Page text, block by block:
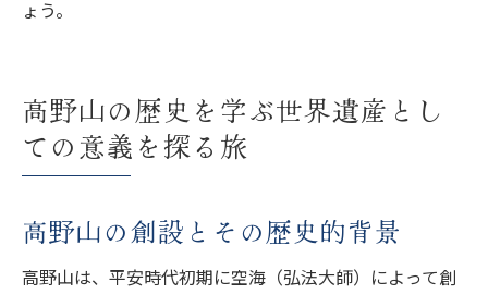
ょう。
高野山の歴史を学ぶ世界遺産とし
ての意義を探る旅
高野山の創設とその歴史的背景
高野山は、平安時代初期に空海（弘法大師）によって創